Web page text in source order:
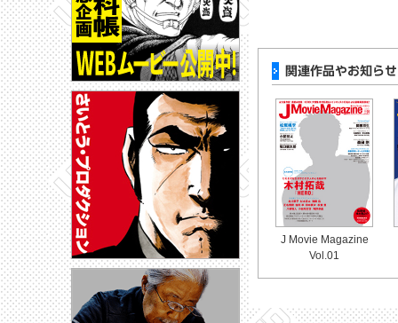
J Movie Magazine
Vol.01